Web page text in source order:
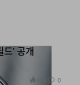
’ 공개
0